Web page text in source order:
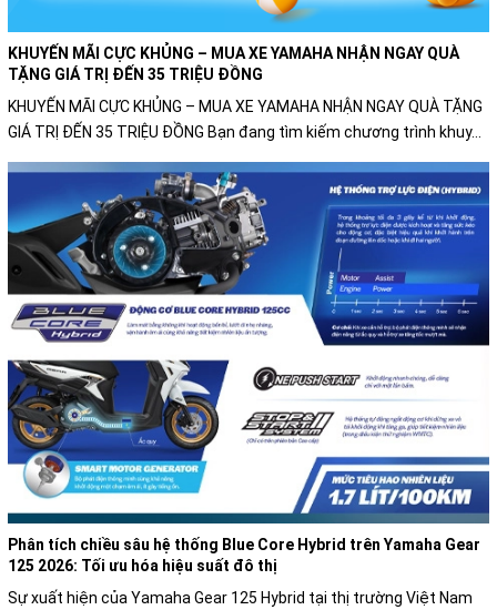
KHUYẾN MÃI CỰC KHỦNG – MUA XE YAMAHA NHẬN NGAY QUÀ
TẶNG GIÁ TRỊ ĐẾN 35 TRIỆU ĐỒNG
KHUYẾN MÃI CỰC KHỦNG – MUA XE YAMAHA NHẬN NGAY QUÀ TẶNG
GIÁ TRỊ ĐẾN 35 TRIỆU ĐỒNG Bạn đang tìm kiếm chương trình khuy...
Phân tích chiều sâu hệ thống Blue Core Hybrid trên Yamaha Gear
125 2026: Tối ưu hóa hiệu suất đô thị
Sự xuất hiện của Yamaha Gear 125 Hybrid tại thị trường Việt Nam